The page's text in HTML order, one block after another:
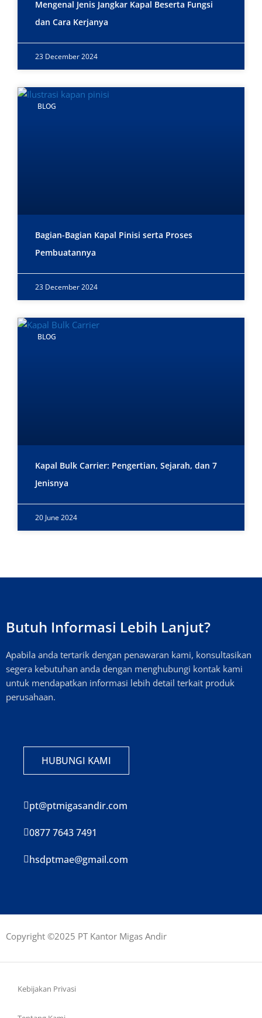
Mengenal Jenis Jangkar Kapal Beserta Fungsi
dan Cara Kerjanya
23 December 2024
BLOG
Bagian-Bagian Kapal Pinisi serta Proses
Pembuatannya
23 December 2024
BLOG
Kapal Bulk Carrier: Pengertian, Sejarah, dan 7
Jenisnya
20 June 2024
Butuh Informasi Lebih Lanjut?
Apabila anda tertarik dengan penawaran kami, konsultasikan
segera kebutuhan anda dengan menghubungi kontak kami
untuk mendapatkan informasi lebih detail terkait produk
perusahaan.
HUBUNGI KAMI
pt@ptmigasandir.com
0877 7643 7491
hsdptmae@gmail.com
Copyright ©2025 PT Kantor Migas Andir
Kebijakan Privasi